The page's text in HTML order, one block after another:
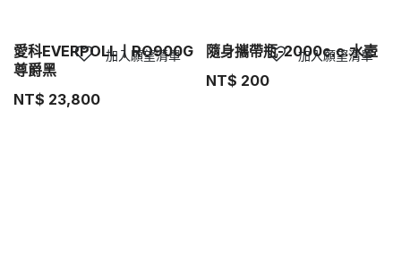
愛科EVERPOLL丨RO900G
尊爵黑
NT$ 23,800
加入願望清單
隨身攜帶瓶-2000c.c.水壺
NT$ 200
加入願望清單